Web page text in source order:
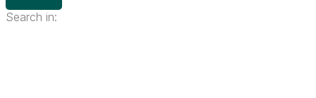
Search in: